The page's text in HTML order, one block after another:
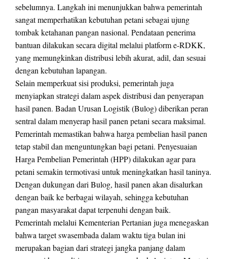
sebelumnya. Langkah ini menunjukkan bahwa pemerintah
sangat memperhatikan kebutuhan petani sebagai ujung
tombak ketahanan pangan nasional. Pendataan penerima
bantuan dilakukan secara digital melalui platform e-RDKK,
yang memungkinkan distribusi lebih akurat, adil, dan sesuai
dengan kebutuhan lapangan.
Selain memperkuat sisi produksi, pemerintah juga
menyiapkan strategi dalam aspek distribusi dan penyerapan
hasil panen. Badan Urusan Logistik (Bulog) diberikan peran
sentral dalam menyerap hasil panen petani secara maksimal.
Pemerintah memastikan bahwa harga pembelian hasil panen
tetap stabil dan menguntungkan bagi petani. Penyesuaian
Harga Pembelian Pemerintah (HPP) dilakukan agar para
petani semakin termotivasi untuk meningkatkan hasil taninya.
Dengan dukungan dari Bulog, hasil panen akan disalurkan
dengan baik ke berbagai wilayah, sehingga kebutuhan
pangan masyarakat dapat terpenuhi dengan baik.
Pemerintah melalui Kementerian Pertanian juga menegaskan
bahwa target swasembada dalam waktu tiga bulan ini
merupakan bagian dari strategi jangka panjang dalam